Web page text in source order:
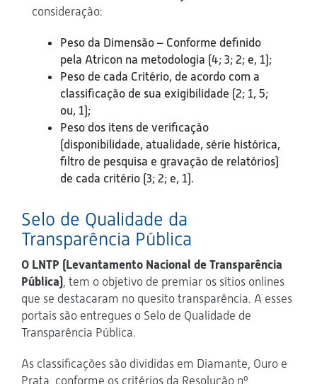
consideração:
Peso da Dimensão – Conforme definido
pela Atricon na metodologia (4; 3; 2; e, 1);
Peso de cada Critério, de acordo com a
classificação de sua exigibilidade (2; 1, 5;
ou, 1);
Peso dos itens de verificação
(disponibilidade, atualidade, série histórica,
filtro de pesquisa e gravação de relatórios)
de cada critério (3; 2; e, 1).
Selo de Qualidade da
Transparência Pública
O LNTP (Levantamento Nacional de Transparência
Pública), tem o objetivo de premiar os sítios onlines
que se destacaram no quesito transparência. A esses
portais são entregues o Selo de Qualidade de
Transparência Pública.
As classificações são divididas em Diamante, Ouro e
Prata, conforme os critérios da Resolução nº